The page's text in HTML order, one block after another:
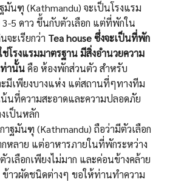
มันฑุ (Kathmandu) จะเป็นโรงแรม
5 ดาว ขึ้นกับตัวเลือก แต่ที่พักใน
จะเรียกว่า Tea house ซึ่งจะเป็นที่พัก
ช่โรงแรมมาตรฐาน มีสิ่งอำนวยความ
านั้นคือ ห้องพักส่วนตัว สำหรับ
มีเพียงบางแห่ง แต่สถานที่ๆทางทีม
น้นที่ความสะอาดและความปลอดภัย
เป็นหลัก
าฐมันฑุ (Kathmandu) ถือว่ามีตัวเลือก
หลาย แต่อาหารภายในที่พักระหว่าง
วเลือกเพียงไม่มาก และค่อนข้างคล้าย
าวผัดชนิดต่างๆ ขอให้ท่านทำความ